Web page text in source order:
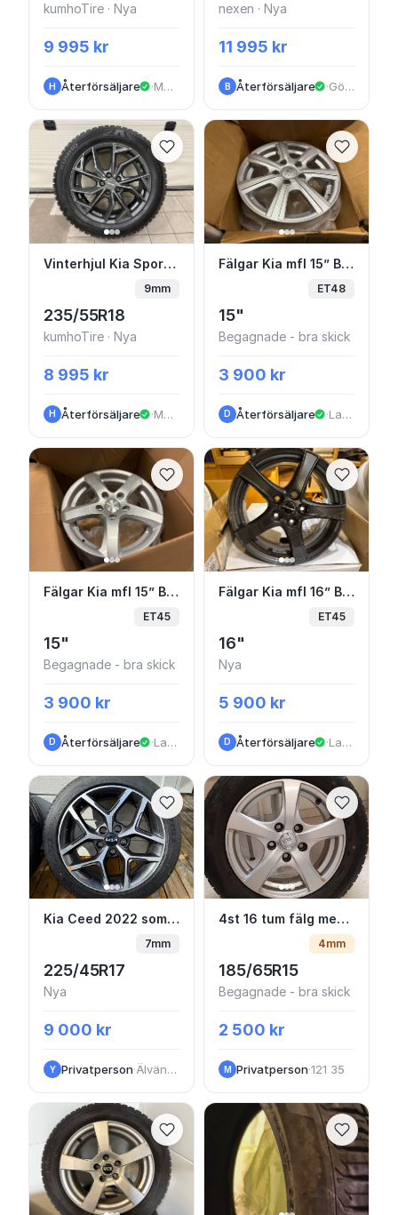
kumhoTire · Nya
9 995 kr
H Återförsäljare · Malmö
nexen · Nya
11 995 kr
B Återförsäljare · Göteborg
Vinterhjul Kia Sportage 18” Friktion
Vinterhjul Kia Sportage 18” Friktion
9mm
235/55R18
kumhoTire · Nya
8 995 kr
H Återförsäljare · Mölndal
Fälgar Kia mfl 15” Beg
Fälgar Kia mfl 15” Beg
ET48
15"
Begagnade - bra skick
3 900 kr
D Återförsäljare · Landvetter
Fälgar Kia mfl 15” Beg
Fälgar Kia mfl 15” Beg
ET45
15"
Begagnade - bra skick
3 900 kr
D Återförsäljare · Landvetter
Fälgar Kia mfl 16”
Fälgar Kia mfl 16” Borbet
ET45
16"
Nya
5 900 kr
D Återförsäljare · Landvetter
Kia Ceed 2022 sommarhjul 17” – Michelin
Kia Ceed 2022 sommarhjul 17” – Michelin & originalfälgar
7mm
225/45R17
Nya
9 000 kr
Y Privatperson· Älvängen
4st 16 tum fälg med
4st 16 tum fälg med sommardäck från Kia Ceed
4mm
185/65R15
Begagnade - bra skick
2 500 kr
M Privatperson·121 35